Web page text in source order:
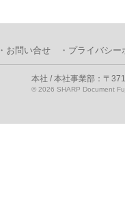
・お問い合せ ・プライバシ
本社 / 本社事業部：〒
© 2026 SHARP Document